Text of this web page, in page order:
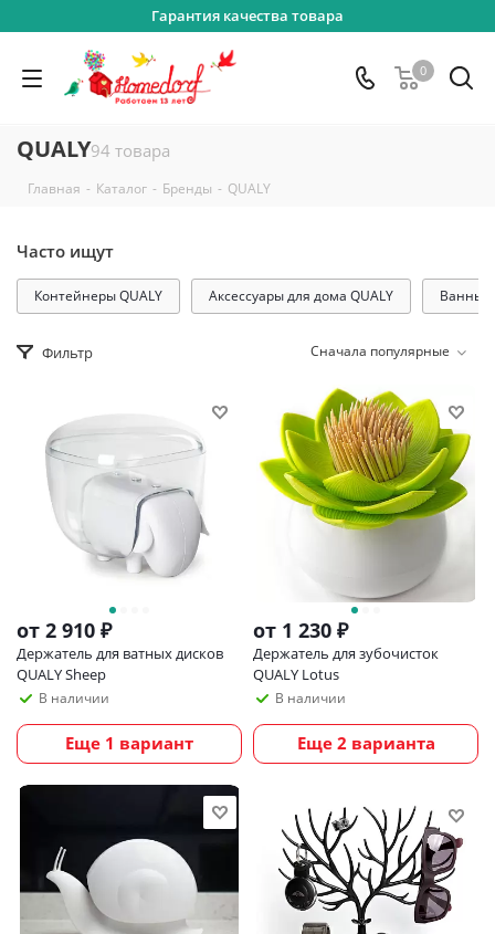
Гарантия качества товара
0
QUALY94 товара
Главная - Каталог - Бренды - QUALY
Фильтр Сначала популярные
Часто ищут
Контейнеры QUALY Аксессуары для дома QUALY Ванные
от 2 910 ₽
Держатель для ватных дисков
QUALY Sheep
В наличии
Еще 1 вариант
от 1 230 ₽
Держатель для зубочисток
QUALY Lotus
В наличии
Еще 2 варианта